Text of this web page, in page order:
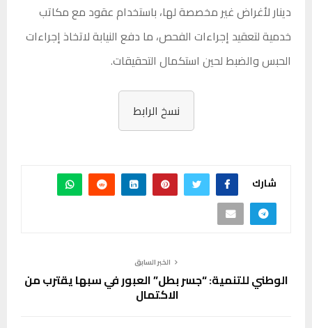
دينار لأغراض غير مخصصة لها، باستخدام عقود مع مكاتب
خدمية لتعقيد إجراءات الفحص، ما دفع النيابة لاتخاذ إجراءات
الحبس والضبط لحين استكمال التحقيقات.
نسخ الرابط
شارك
الخبر السابق
الوطني للتنمية: “جسر بطل” العبور في سبها يقترب من
الاكتمال